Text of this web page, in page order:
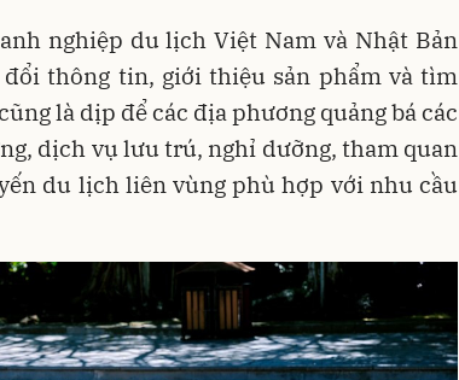
nghiệp du lịch Việt Nam và Nhật Bản
thông tin, giới thiệu sản phẩm và tìm
là dịp để các địa phương quảng bá các
dịch vụ lưu trú, nghỉ dưỡng, tham quan
du lịch liên vùng phù hợp với nhu cầu